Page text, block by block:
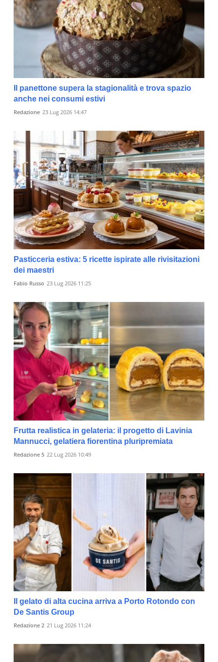
Il panettone supera la stagionalità e trova spazio
anche nei consumi estivi
Redazione 23 Lug 2026 14:47
Pasticceria estiva: 5 ricette ispirate alle rivisitazioni
dei maestri
Fabio Russo 23 Lug 2026 11:25
Frutta realistica in gelateria: il progetto di Lavinia
Mannucci, gelatiera fiorentina pluripremiata
Redazione 5 22 Lug 2026 10:49
Il gelato di alta cucina arriva a Porto Rotondo con
De Santis Group
Redazione 2 21 Lug 2026 11:24